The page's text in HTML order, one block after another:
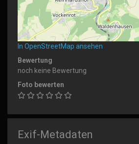
In OpenStreetMap ansehen
Bewertung
noch keine Bewertung
Foto bewerten
Exif-Metadaten